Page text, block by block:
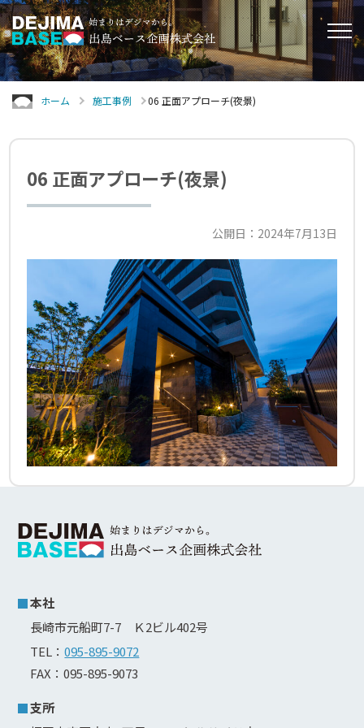
ホーム 施工事例 06 正面アプローチ(夜景)
06 正面アプローチ(夜景)
公開日：2024年7月13日
本社
長崎市元船町7-7 Ｋ2ビル402号
TEL：095-895-9072
FAX：095-895-9073
支所